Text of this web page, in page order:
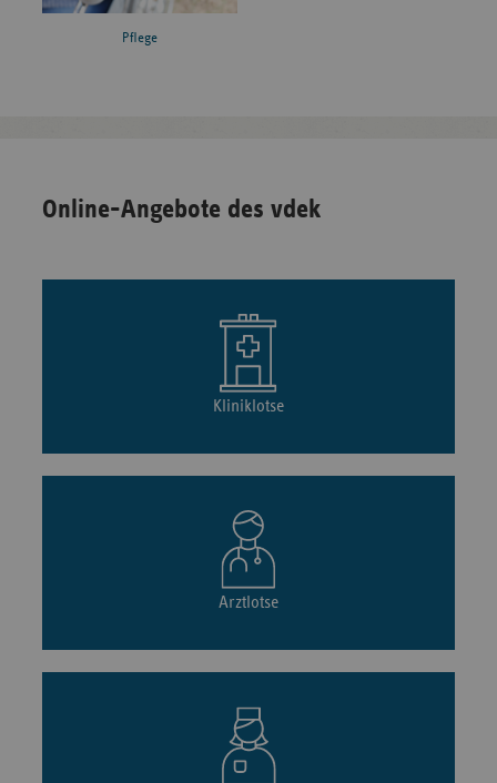
Pflege
Online-Angebote des vdek
Kliniklotse
Arztlotse